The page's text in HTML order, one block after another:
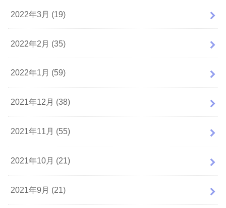
2022年3月 (19)
2022年2月 (35)
2022年1月 (59)
2021年12月 (38)
2021年11月 (55)
2021年10月 (21)
2021年9月 (21)